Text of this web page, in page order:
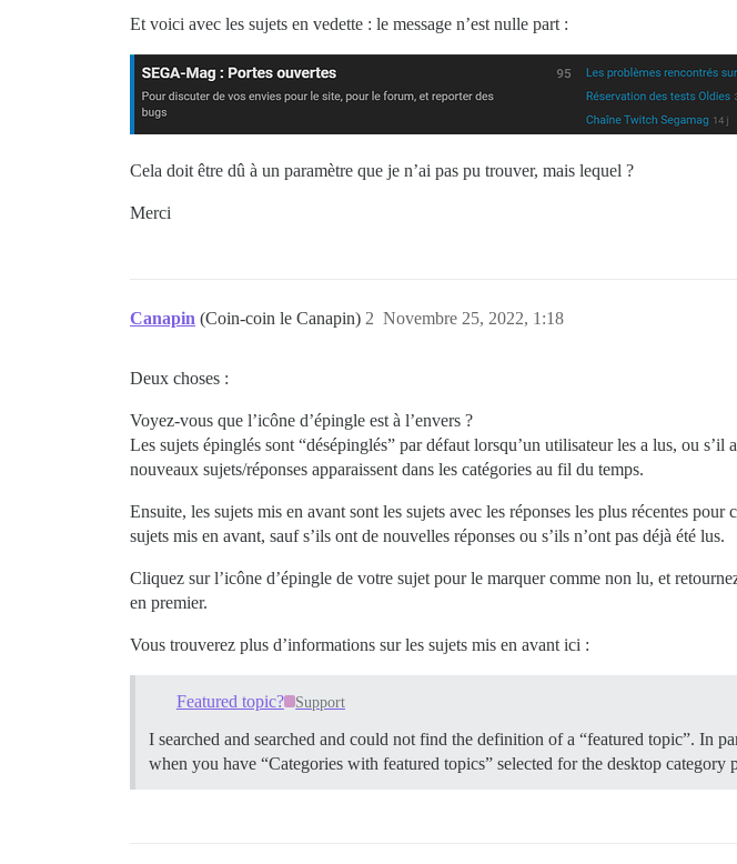
Et voici avec les sujets en vedette : le message n’est nulle part :
Cela doit être dû à un paramètre que je n’ai pas pu trouver, mais lequel ?
Merci
Canapin (Coin-coin le Canapin) Novembre 25, 2022, 1:18
2
Deux choses :
Voyez-vous que l’icône d’épingle est à l’envers ?
Les sujets épinglés sont “désépinglés” par défaut lorsqu’un utilisateur les a lus, ou
nouveaux sujets/réponses apparaissent dans les catégories au fil du temps.
Ensuite, les sujets mis en avant sont les sujets avec les réponses les plus récentes
sujets mis en avant, sauf s’ils ont de nouvelles réponses ou s’ils n’ont pas déjà été lus.
Cliquez sur l’icône d’épingle de votre sujet pour le marquer comme non lu, et
en premier.
Vous trouverez plus d’informations sur les sujets mis en avant ici :
Featured topic? Support
I searched and searched and could not find the definition of a “featured topic”. In
when you have “Categories with featured topics” selected for the desktop category